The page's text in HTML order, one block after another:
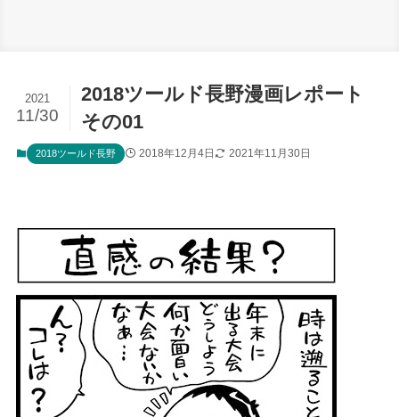
2018ツールド長野漫画レポート
その01
2021
11/30
2018ツールド長野 2018年12月4日 2021年11月30日